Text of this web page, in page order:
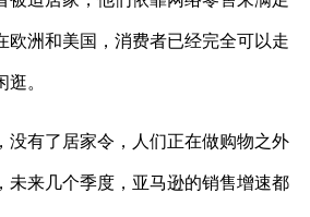
欧洲和美国，消费者已经完全可以走
。
没有了居家令，人们正在做购物之外
未来几个季度，亚马逊的销售增速都